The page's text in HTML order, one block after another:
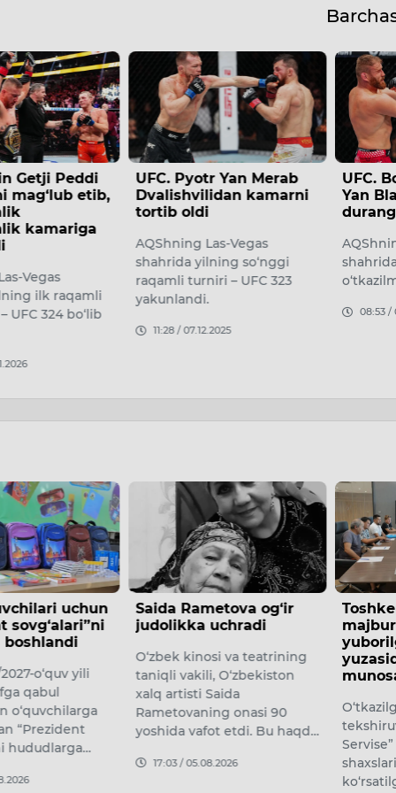
Yan Merab
kamarni
Vegas
– UFC 323
UFC. Bogdan Guskov va
Yan Blaxovich jangida
durang qayd etildi
AQShning Las-Vegas
shahrida UFC 323 turniri
o‘tkazilmoqda.
UFC.
Den
Qatar
265
09:34 /
og‘ir
O‘zbekiston
onasi 90
etdi. Bu haqd…
Toshkentda o‘z uyidan
majburan chiqarilib
yuzasidan rasmiy
munosabat bildirildi
O‘tkazilgan tergovga qadar
tekshiruvda “Mega Logistics
shaxslari yuqorida
Bu